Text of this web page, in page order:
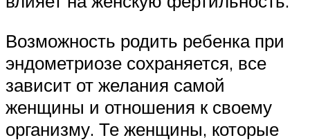
Возможность родить ребенка при
эндометриозе сохраняется, все
зависит от желания самой
женщины и отношения к своему
организму. Те женщины, которые